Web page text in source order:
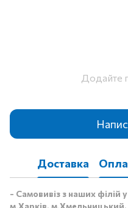
Додайте
Доставка
- Самовивіз з наших філій